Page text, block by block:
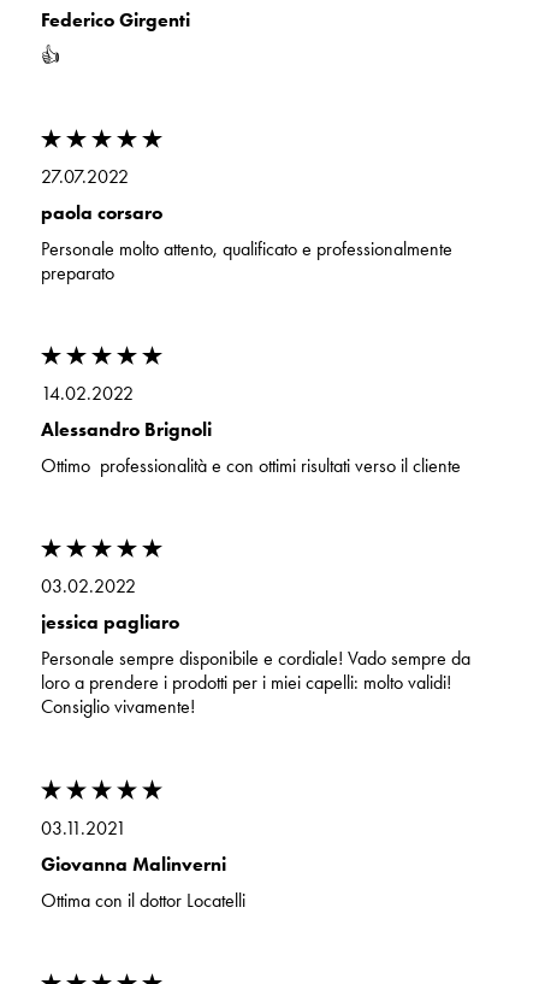
Federico Girgenti
👍
27.07.2022
paola corsaro
Personale molto attento, qualificato e professionalmente
preparato
14.02.2022
Alessandro Brignoli
Ottimo professionalità e con ottimi risultati verso il cliente
03.02.2022
jessica pagliaro
Personale sempre disponibile e cordiale! Vado sempre da
loro a prendere i prodotti per i miei capelli: molto validi!
Consiglio vivamente!
03.11.2021
Giovanna Malinverni
Ottima con il dottor Locatelli